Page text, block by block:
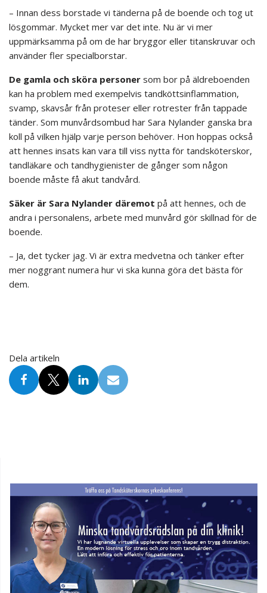
– Innan dess borstade vi tänderna på de boende och tog ut
lösgommar. Mycket mer var det inte. Nu är vi mer
uppmärksamma på om de har bryggor eller titanskruvar och
använder fler specialborstar.
De gamla och sköra personer som bor på äldreboenden
kan ha problem med exempelvis tandköttsinflammation,
svamp, skavsår från proteser eller rotrester från tappade
tänder. Som munvårdsombud har Sara Nylander ganska bra
koll på vilken hjälp varje person behöver. Hon hoppas också
att hennes insats kan vara till viss nytta för tandsköterskor,
tandläkare och tandhygienister de gånger som någon
boende måste få akut tandvård.
Säker är Sara Nylander däremot på att hennes, och de
andra i personalens, arbete med munvård gör skillnad för de
boende.
– Ja, det tycker jag. Vi är extra medvetna och tänker efter
mer noggrant numera hur vi ska kunna göra det bästa för
dem.
Dela artikeln